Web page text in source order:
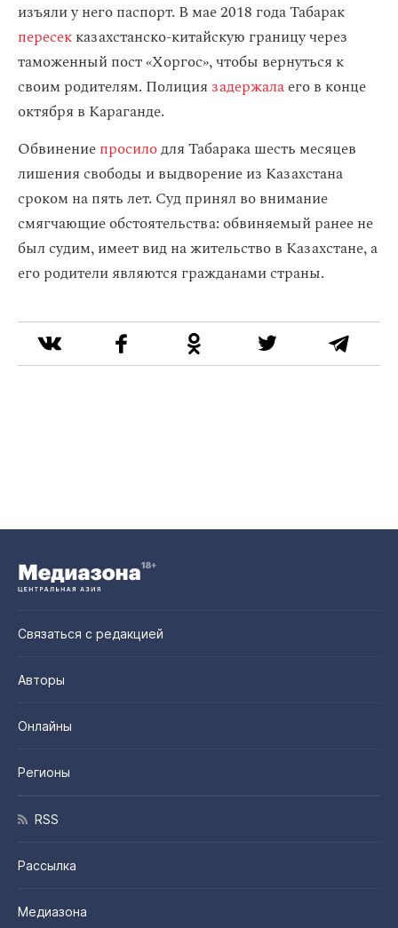
изъяли у него паспорт. В мае 2018 года Табарак
пересекказахстанско-китайскую границу через
таможенный пост «Хоргос», чтобы вернуться к
своим родителям. Полиция задержалаего в конце
октября в Караганде.
Обвинениепросилодля Табарака шесть месяцев
лишения свободы и выдворение из Казахстана
сроком на пять лет. Суд принял во внимание
смягчающие обстоятельства: обвиняемый ранее не
был судим, имеет вид на жительство в Казахстане, а
его родители являются гражданами страны.
Связаться с редакцией
Авторы
Онлайны
Регионы
RSS
Рассылка
Медиазона